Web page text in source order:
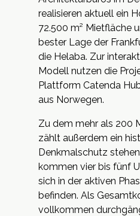
realisieren aktuell ein
72.500 m² Mietfläche
bester Lage der
die Helaba. Zur
Modell nutzen die
Plattform Catenda
aus Norwegen.
Zu dem mehr als 200
zählt außerdem ein
Denkmalschutz
kommen vier bis fünf
sich in der aktiven
befinden. Als
vollkommen